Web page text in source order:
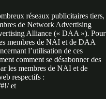
réseaux publicitaires tiers,
de Network Advertising
Alliance (« DAA »). Pour
membres de NAI et de DAA
l’utilisation de ces
comment se désabonner des
les membres de NAI et de
respectifs :
et